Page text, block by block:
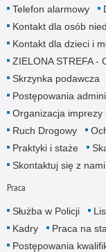
Telefon alarmowy
Kontakt dla osób
Kontakt dla dzieci i
ZIELONA STREFA -
Skrzynka podawcza
Postępowania
Organizacja
Ruch Drogowy
Praktyki i staże
Skontaktuj się z
Praca
Służba w Policji
Kadry
Praca na
Postępowania